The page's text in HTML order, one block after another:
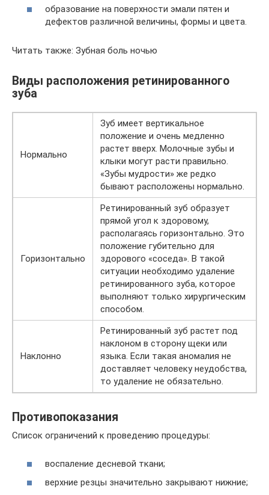
образование на поверхности эмали пятен и
дефектов различной величины, формы и цвета.
Читать также: Зубная боль ночью
Виды расположения ретинированного
зуба
Нормально
Зуб имеет вертикальное
положение и очень медленно
растет вверх. Молочные зубы и
клыки могут расти правильно.
«Зубы мудрости» же редко
бывают расположены нормально.
Горизонтально
Ретинированный зуб образует
прямой угол к здоровому,
располагаясь горизонтально. Это
положение губительно для
здорового «соседа». В такой
ситуации необходимо удаление
ретинированного зуба, которое
выполняют только хирургическим
способом.
Наклонно
Ретинированный зуб растет под
наклоном в сторону щеки или
языка. Если такая аномалия не
доставляет человеку неудобства,
то удаление не обязательно.
Противопоказания
Список ограничений к проведению процедуры:
воспаление десневой ткани;
верхние резцы значительно закрывают нижние;